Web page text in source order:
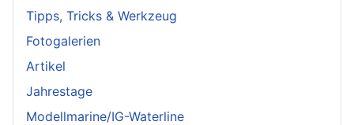
Tipps, Tricks & Werkzeug
Fotogalerien
Artikel
Jahrestage
Modellmarine/IG-Waterline